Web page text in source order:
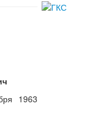
1963